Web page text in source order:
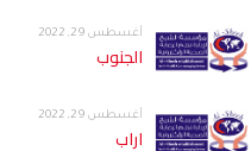
أغسطس 29, 2022
الجنوب
أغسطس 29, 2022
اراب